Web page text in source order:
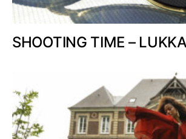
SHOOTING TIME –